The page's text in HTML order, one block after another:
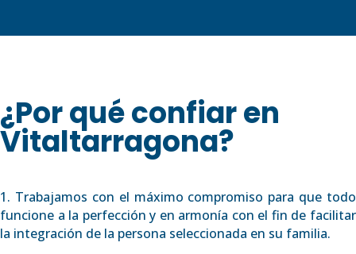
¿Por qué confiar en
Vitaltarragona?
1. Trabajamos con el máximo compromiso para que todo
funcione a la perfección y en armonía con el fin de facilitar
la integración de la persona seleccionada en su familia.